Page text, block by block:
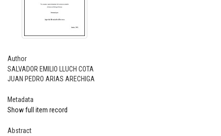
Author
SALVADOR EMILIO LLUCH COTA
JUAN PEDRO ARIAS ARECHIGA
Metadata
Show full item record
Abstract